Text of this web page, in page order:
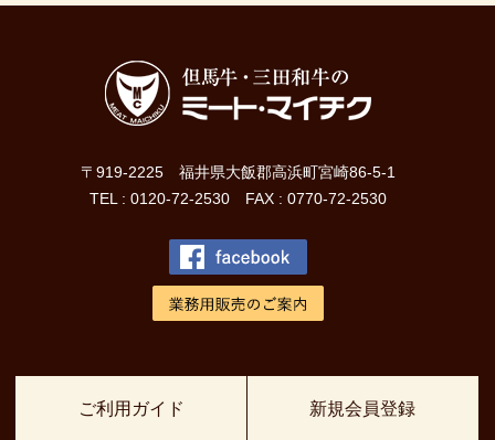
〒919-2225 福井県大飯郡高浜町宮崎86-5-1
TEL : 0120-72-2530 FAX : 0770-72-2530
ご利用ガイド 新規会員登録